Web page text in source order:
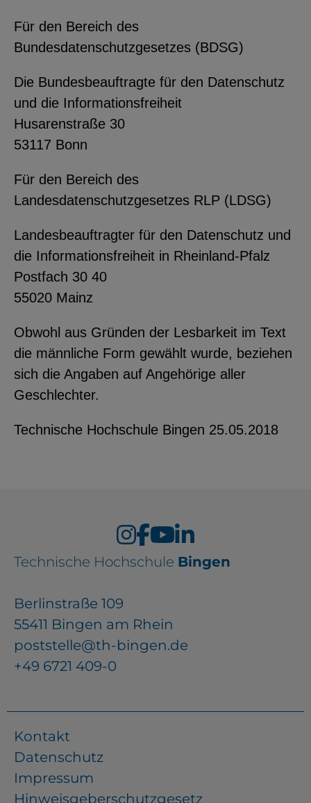
Für den Bereich des
Bundesdatenschutzgesetzes (BDSG)
Die Bundesbeauftragte für den Datenschutz
und die Informationsfreiheit
Husarenstraße 30
53117 Bonn
Für den Bereich des
Landesdatenschutzgesetzes RLP (LDSG)
Landesbeauftragter für den Datenschutz und
die Informationsfreiheit in Rheinland-Pfalz
Postfach 30 40
55020 Mainz
Obwohl aus Gründen der Lesbarkeit im Text
die männliche Form gewählt wurde, beziehen
sich die Angaben auf Angehörige aller
Geschlechter.
Technische Hochschule Bingen 25.05.2018
Technische Hochschule Bingen
Berlinstraße 109
55411 Bingen am Rhein
poststelle@th-bingen.de
+49 6721 409-0
Kontakt
Datenschutz
Impressum
Hinweisgeberschutzgesetz